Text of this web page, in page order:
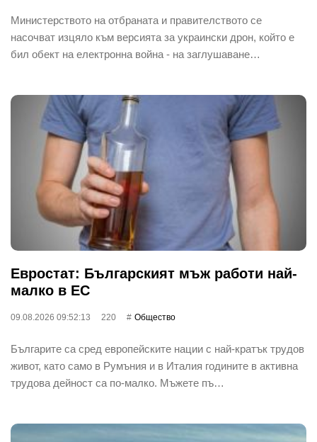
Министерството на отбраната и правителството се
насочват изцяло към версията за украински дрон, който е
бил обект на електронна война - на заглушаване…
Евростат: Българският мъж работи най-
малко в ЕС
09.08.2026 09:52:13 220 Общество
Българите са сред европейските нации с най-кратък трудов
живот, като само в Румъния и в Италия годините в активна
трудова дейност са по-малко. Мъжете пъ…